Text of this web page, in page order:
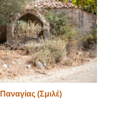
(Σμιλέ)